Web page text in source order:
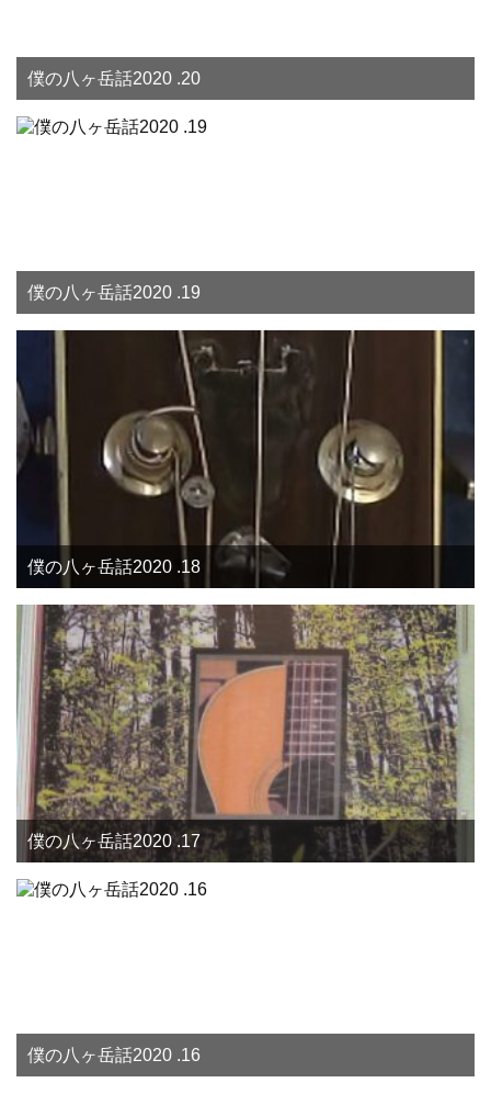
僕の八ヶ岳話2020 .20
僕の八ヶ岳話2020 .19
僕の八ヶ岳話2020 .18
僕の八ヶ岳話2020 .17
僕の八ヶ岳話2020 .16